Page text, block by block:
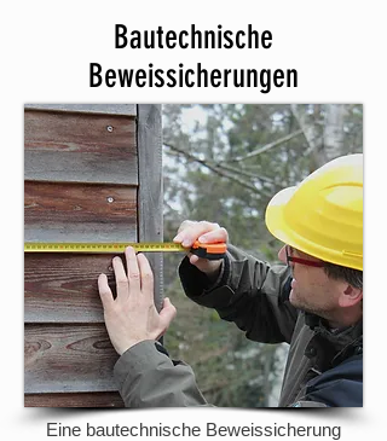
Bautechnische
Beweissicherungen
Eine bautechnische Beweissicherung